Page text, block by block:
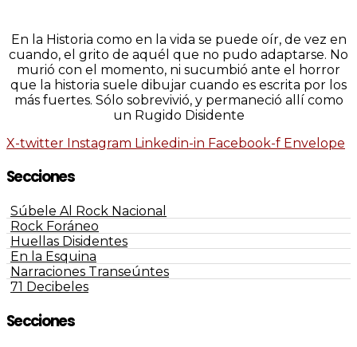
En la Historia como en la vida se puede oír, de vez en
cuando, el grito de aquél que no pudo adaptarse. No
murió con el momento, ni sucumbió ante el horror
que la historia suele dibujar cuando es escrita por los
más fuertes. Sólo sobrevivió, y permaneció allí como
un Rugido Disidente
X-twitter Instagram Linkedin-in Facebook-f Envelope
Secciones
Súbele Al Rock Nacional
Rock Foráneo
Huellas Disidentes
En la Esquina
Narraciones Transeúntes
71 Decibeles
Secciones